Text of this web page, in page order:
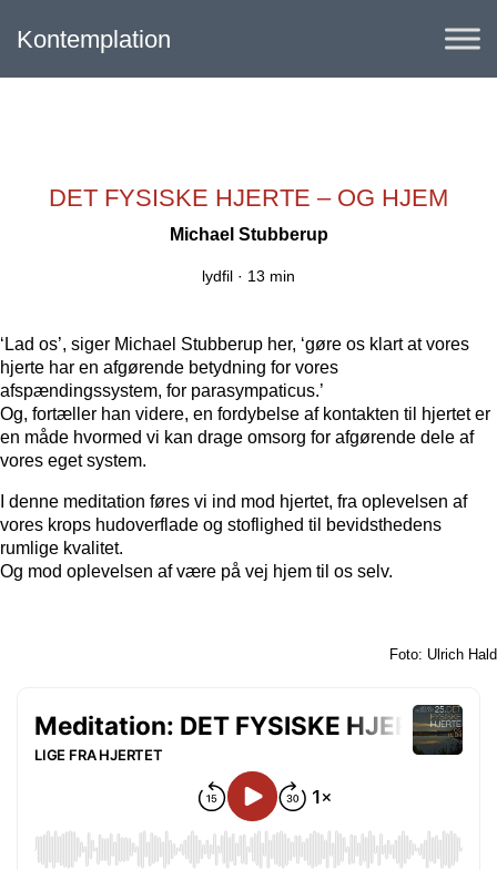
Kontemplation
DET FYSISKE HJERTE – OG HJEM
Michael Stubberup
lydfil · 13 min
‘Lad os’, siger Michael Stubberup her, ‘gøre os klart at vores
hjerte har en afgørende betydning for vores
afspændingssystem, for parasympaticus.’
Og, fortæller han videre, en fordybelse af kontakten til hjertet er
en måde hvormed vi kan drage omsorg for afgørende dele af
vores eget system.
I denne meditation føres vi ind mod hjertet, fra oplevelsen af
vores krops hudoverflade og stoflighed til bevidsthedens
rumlige kvalitet.
Og mod oplevelsen af være på vej hjem til os selv.
Foto: Ulrich Hald